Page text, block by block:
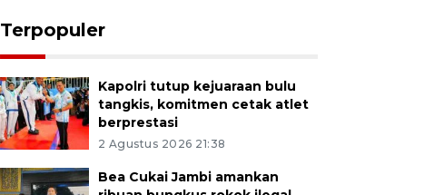
Terpopuler
Kapolri tutup kejuaraan bulu
tangkis, komitmen cetak atlet
berprestasi
2 Agustus 2026 21:38
Bea Cukai Jambi amankan